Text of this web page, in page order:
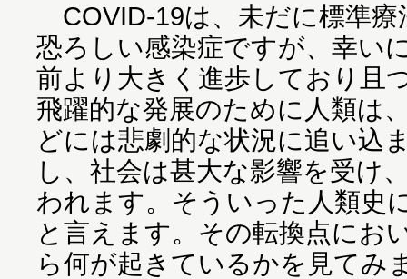
COVID-19は、未だに標準
恐ろしい感染症ですが、幸い
前より大きく進歩しており且
飛躍的な発展のために人類は
どには悲劇的な状況に追い込
し、社会は甚大な影響を受け
われます。そういった人類史
と言えます。その転換点にお
ら何が起きているかを見てみ